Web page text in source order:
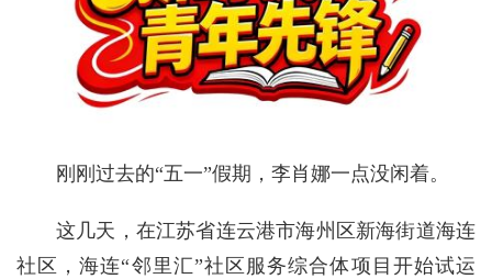
刚刚过去的“五一”假期，李肖娜一点没闲着。
这几天，在江苏省连云港市海州区新海街道海连
社区，海连“邻里汇”社区服务综合体项目开始试运